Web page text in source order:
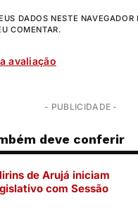
DADOS NESTE
COMENTAR.
- PUBLICIDADE -
deve conferir
de Arujá iniciam
com Sessão